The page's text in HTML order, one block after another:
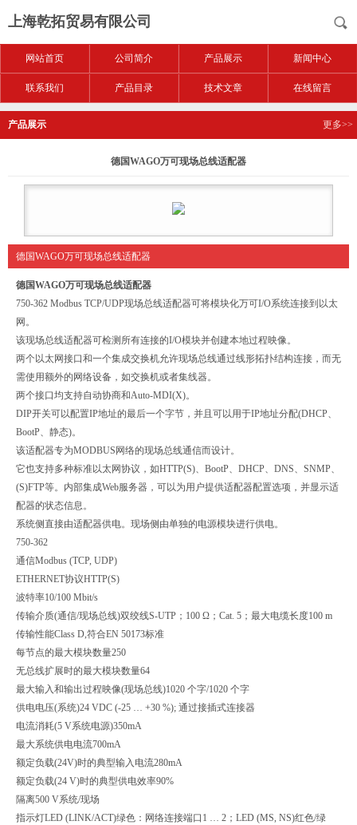
上海乾拓贸易有限公司
网站首页 公司简介 产品展示 新闻中心
联系我们 产品目录 技术文章 在线留言
产品展示 更多>>
德国WAGO万可现场总线适配器
德国WAGO万可现场总线适配器
德国WAGO万可现场总线适配器
750-362 Modbus TCP/UDP现场总线适配器可将模块化万可I/O系统连接到以太
网。
该现场总线适配器可检测所有连接的I/O模块并创建本地过程映像。
两个以太网接口和一个集成交换机允许现场总线通过线形拓扑结构连接，而无
需使用额外的网络设备，如交换机或者集线器。
两个接口均支持自动协商和Auto-MDI(X)。
DIP开关可以配置IP地址的最后一个字节，并且可以用于IP地址分配(DHCP、
BootP、静态)。
该适配器专为MODBUS网络的现场总线通信而设计。
它也支持多种标准以太网协议，如HTTP(S)、BootP、DHCP、DNS、SNMP、
(S)FTP等。内部集成Web服务器，可以为用户提供适配器配置选项，并显示适
配器的状态信息。
系统侧直接由适配器供电。现场侧由单独的电源模块进行供电。
750-362
通信Modbus (TCP, UDP)
ETHERNET协议HTTP(S)
波特率10/100 Mbit/s
传输介质(通信/现场总线)双绞线S-UTP；100 Ω；Cat. 5；最大电缆长度100 m
传输性能Class D,符合EN 50173标准
每节点的最大模块数量250
无总线扩展时的最大模块数量64
最大输入和输出过程映像(现场总线)1020 个字/1020 个字
供电电压(系统)24 VDC (-25 … +30 %); 通过接插式连接器
电流消耗(5 V系统电源)350mA
最大系统供电电流700mA
额定负载(24V)时的典型输入电流280mA
额定负载(24 V)时的典型供电效率90%
隔离500 V系统/现场
指示灯LED (LINK/ACT)绿色：网络连接端口1 … 2；LED (MS, NS)红色/绿